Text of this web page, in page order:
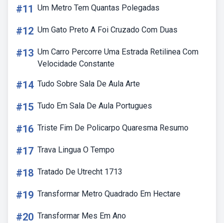
#11 Um Metro Tem Quantas Polegadas
#12 Um Gato Preto A Foi Cruzado Com Duas
#13 Um Carro Percorre Uma Estrada Retilinea Com
Velocidade Constante
#14 Tudo Sobre Sala De Aula Arte
#15 Tudo Em Sala De Aula Portugues
#16 Triste Fim De Policarpo Quaresma Resumo
#17 Trava Lingua O Tempo
#18 Tratado De Utrecht 1713
#19 Transformar Metro Quadrado Em Hectare
#20 Transformar Mes Em Ano